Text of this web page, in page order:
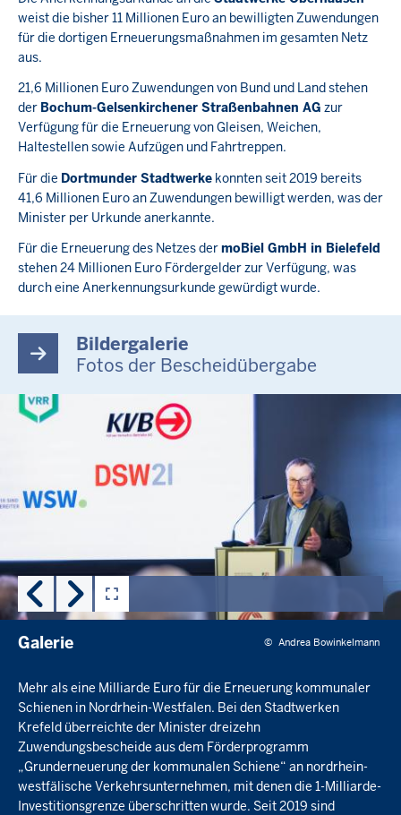
weist die bisher 11 Millionen Euro an bewilligten Zuwendungen
für die dortigen Erneuerungsmaßnahmen im gesamten Netz
aus.
21,6 Millionen Euro Zuwendungen von Bund und Land stehen
der Bochum-Gelsenkirchener Straßenbahnen AG zur
Verfügung für die Erneuerung von Gleisen, Weichen,
Haltestellen sowie Aufzügen und Fahrtreppen.
Für die Dortmunder Stadtwerke konnten seit 2019 bereits
41,6 Millionen Euro an Zuwendungen bewilligt werden, was der
Minister per Urkunde anerkannte.
Für die Erneuerung des Netzes dermoBiel GmbH in Bielefeld
stehen 24 Millionen Euro Fördergelder zur Verfügung, was
durch eine Anerkennungsurkunde gewürdigt wurde.
Bildergalerie
Fotos der Bescheidübergabe
Navigationshinweise
Benutze
Pfeiltasten
rechts
zum
Blättern
der
Galerie
Galerie © Andrea Bowinkelmann
Mehr als eine Milliarde Euro für die Erneuerung kommunaler
Schienen in Nordrhein-Westfalen. Bei den Stadtwerken
Krefeld überreichte der Minister dreizehn
Zuwendungsbescheide aus dem Förderprogramm
„Grunderneuerung der kommunalen Schiene“ an nordrhein-
westfälische Verkehrsunternehmen, mit denen die 1-Milliarde-
Investitionsgrenze überschritten wurde. Seit 2019 sind